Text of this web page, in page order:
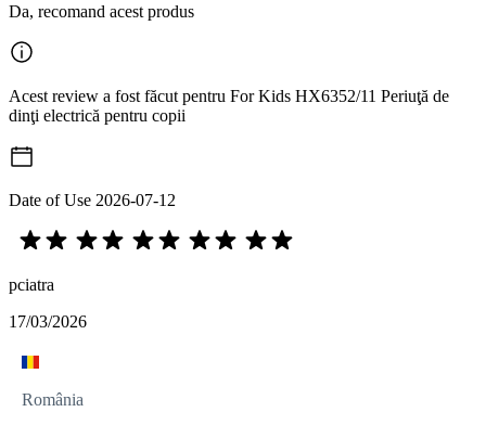
Da, recomand acest produs
Acest review a fost făcut pentru For Kids HX6352/11 Periuţă de
dinţi electrică pentru copii
Date of Use 2026-07-12
pciatra
17/03/2026
România